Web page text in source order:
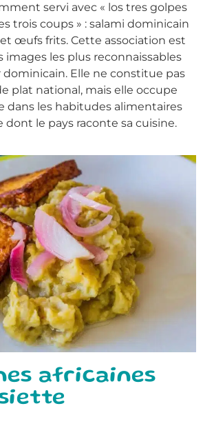
servi avec « los tres golpes
trois coups » : salami dominicain
œufs frits. Cette association est
images les plus reconnaissables
Elle ne constitue pas
plat national, mais elle occupe
dans les habitudes alimentaires
dont le pays raconte sa cuisine.
africaines